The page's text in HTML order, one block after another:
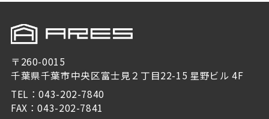
〒260-0015
千葉県千葉市中央区富士見２丁目22-15 星野ビル 4F
TEL：043-202-7840
FAX：043-202-7841